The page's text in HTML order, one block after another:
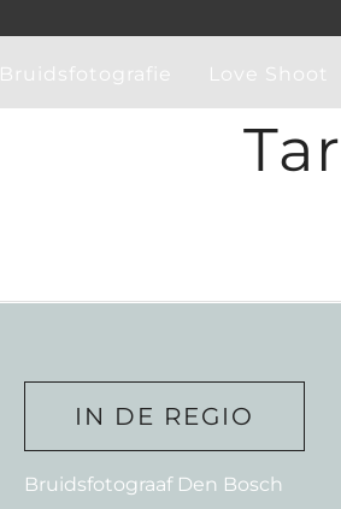
Bruidsfotografie Love Shoot
IN DE REGIO
Bruidsfotograaf Den Bosch